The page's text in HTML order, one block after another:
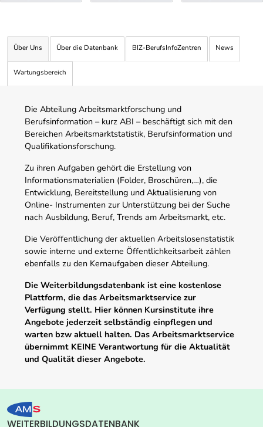
Über Uns Über die Datenbank BIZ-BerufsInfoZentren News
Wartungsbereich
Die Abteilung Arbeitsmarktforschung und
Berufsinformation – kurz ABI – beschäftigt sich mit den
Bereichen Arbeitsmarktstatistik, Berufsinformation und
Qualifikationsforschung.
Zu ihren Aufgaben gehört die Erstellung von
Informationsmaterialien (Folder, Broschüren,…), die
Entwicklung, Bereitstellung und Aktualisierung von
Online- Instrumenten zur Unterstützung bei der Suche
nach Ausbildung, Beruf, Trends am Arbeitsmarkt, etc.
Die Veröffentlichung der aktuellen Arbeitslosenstatistik
sowie interne und externe Öffentlichkeitsarbeit zählen
ebenfalls zu den Kernaufgaben dieser Abteilung.
Die Weiterbildungsdatenbank ist eine kostenlose
Plattform, die das Arbeitsmarktservice zur
Verfügung stellt. Hier können Kursinstitute ihre
Angebote jederzeit selbständig einpflegen und
warten bzw aktuell halten. Das Arbeitsmarktservice
übernimmt KEINE Verantwortung für die Aktualität
und Qualität dieser Angebote.
WEITERBILDUNGSDATENBANK